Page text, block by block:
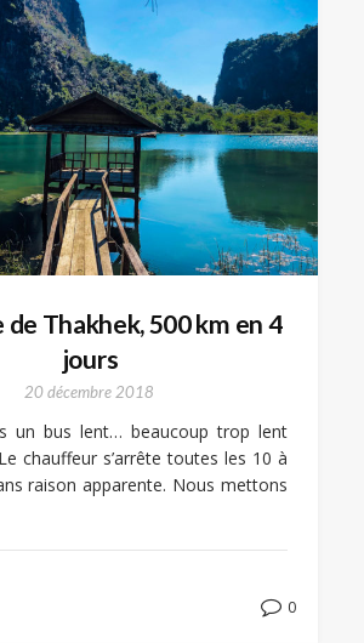
de Thakhek, 500 km en 4
jours
20 décembre 2018
un bus lent… beaucoup trop lent
chauffeur s’arrête toutes les 10 à
raison apparente. Nous mettons
0